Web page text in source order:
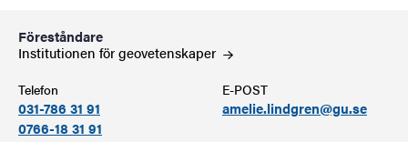
Föreståndare
Institutionen förgeovetenskaper
Telefon
031-786 31 91
0766-18 31 91
E-POST
amelie.lindgren@gu.se